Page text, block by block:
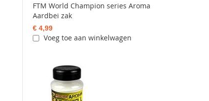
FTM World Champion series Aroma
Aardbei zak
€ 4,99
Voeg toe aan winkelwagen